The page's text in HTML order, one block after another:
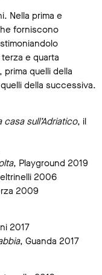
Nella prima e
forniscono
e quarta
quelli della
della successiva.
casa sull’Adriatico, il
, Playground 2019
2006
2009
2017
, Guanda 2017